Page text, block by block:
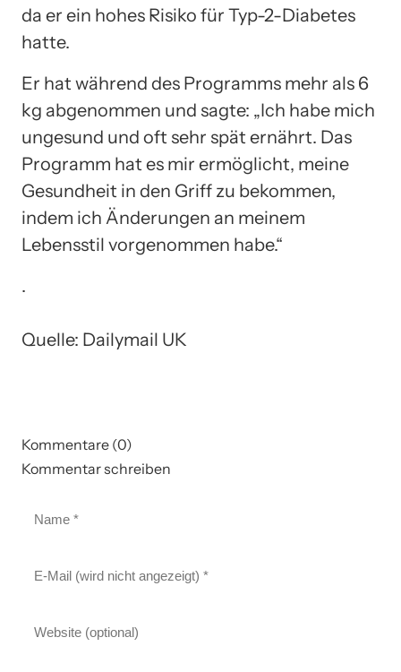
da er ein hohes Risiko für Typ-2-Diabetes
hatte.
Er hat während des Programms mehr als 6
kg abgenommen und sagte: „Ich habe mich
ungesund und oft sehr spät ernährt. Das
Programm hat es mir ermöglicht, meine
Gesundheit in den Griff zu bekommen,
indem ich Änderungen an meinem
Lebensstil vorgenommen habe.“
.
Quelle: Dailymail UK
Kommentare (0)
Kommentar schreiben